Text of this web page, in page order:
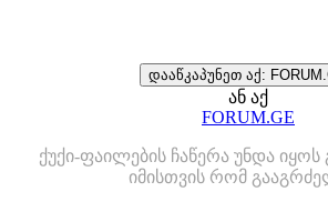
დააწკაპუნეთ აქ:
ან აქ
FORUM.GE
ქუქი-ფაილების ჩაწერა უნდა
იმისთვის რომ